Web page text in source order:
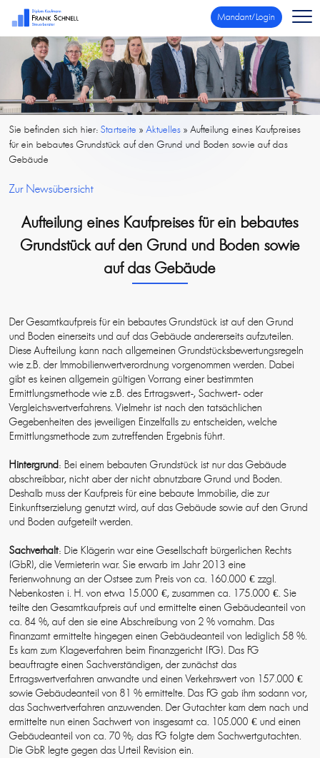
Mandant/Login
Sie befinden sich hier:Startseite »Aktuelles »Aufteilung eines Kaufpreises
für ein bebautes Grundstück auf den Grund und Boden sowie auf das
Gebäude
Zur Newsübersicht
Aufteilung eines Kaufpreises für ein bebautes
Grundstück auf den Grund und Boden sowie
auf das Gebäude
Der Gesamtkaufpreis für ein bebautes Grundstück ist auf den Grund
und Boden einerseits und auf das Gebäude andererseits aufzuteilen.
Diese Aufteilung kann nach allgemeinen Grundstücksbewertungsregeln
wie z.B. der Immobilienwertverordnung vorgenommen werden. Dabei
gibt es keinen allgemein gültigen Vorrang einer bestimmten
Ermittlungsmethode wie z.B. des Ertragswert-, Sachwert- oder
Vergleichswertverfahrens. Vielmehr ist nach den tatsächlichen
Gegebenheiten des jeweiligen Einzelfalls zu entscheiden, welche
Ermittlungsmethode zum zutreffenden Ergebnis führt.
Hintergrund: Bei einem bebauten Grundstück ist nur das Gebäude
abschreibbar, nicht aber der nicht abnutzbare Grund und Boden.
Deshalb muss der Kaufpreis für eine bebaute Immobilie, die zur
Einkunftserzielung genutzt wird, auf das Gebäude sowie auf den Grund
und Boden aufgeteilt werden.
Sachverhalt: Die Klägerin war eine Gesellschaft bürgerlichen Rechts
(GbR), die Vermieterin war. Sie erwarb im Jahr 2013 eine
Ferienwohnung an der Ostsee zum Preis von ca. 160.000 € zzgl.
Nebenkosten i. H. von etwa 15.000 €, zusammen ca. 175.000 €. Sie
teilte den Gesamtkaufpreis auf und ermittelte einen Gebäudeanteil von
ca. 84 %, auf den sie eine Abschreibung von 2 % vornahm. Das
Finanzamt ermittelte hingegen einen Gebäudeanteil von lediglich 58 %.
Es kam zum Klageverfahren beim Finanzgericht (FG). Das FG
beauftragte einen Sachverständigen, der zunächst das
Ertragswertverfahren anwandte und einen Verkehrswert von 157.000 €
sowie Gebäudeanteil von 81 % ermittelte. Das FG gab ihm sodann vor,
das Sachwertverfahren anzuwenden. Der Gutachter kam dem nach und
ermittelte nun einen Sachwert von insgesamt ca. 105.000 € und einen
Gebäudeanteil von ca. 70 %; das FG folgte dem Sachwertgutachten.
Die GbR legte gegen das Urteil Revision ein.